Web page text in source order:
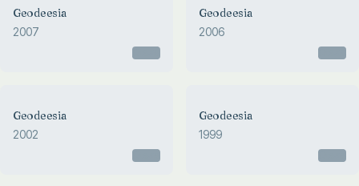
Geodeesia
2007
Geodeesia
2006
Geodeesia
2002
Geodeesia
1999